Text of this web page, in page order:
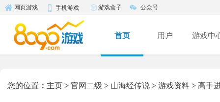
网页游戏 手机游戏 游戏盒子 公众号
首页 用户 游戏中
您的位置 ： 主页 > 官网二级 > 山海经传说 > 游戏资料 > 高手